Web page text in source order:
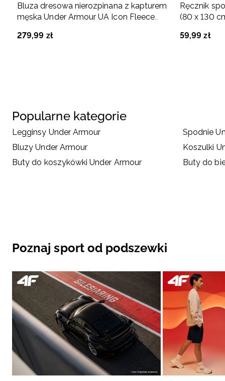
Bluza dresowa nierozpinana z kapturem
męska Under Armour UA Icon Fleece
279,99 zł
Ręcznik
(80 x 130
59,99 zł
Popularne kategorie
Legginsy Under Armour
Spodnie
Bluzy Under Armour
Koszulki
Buty do koszykówki Under Armour
Buty do
Poznaj sport od podszewki